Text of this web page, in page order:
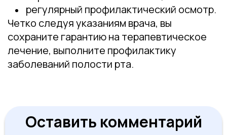
регулярный профилактический осмотр.
Четко следуя указаниям врача, вы
сохраните гарантию на терапевтическое
лечение, выполните профилактику
заболеваний полости рта.
Оставить комментарий